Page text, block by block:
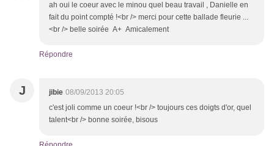
ah oui le coeur avec le minou quel beau travail , Danielle en
fait du point compté !<br /> merci pour cette ballade fleurie ...
<br /> belle soirée A+ Amicalement
Répondre
J jibie 08/09/2013 20:05
c'est joli comme un coeur !<br /> toujours ces doigts d'or, quel
talent<br /> bonne soirée, bisous